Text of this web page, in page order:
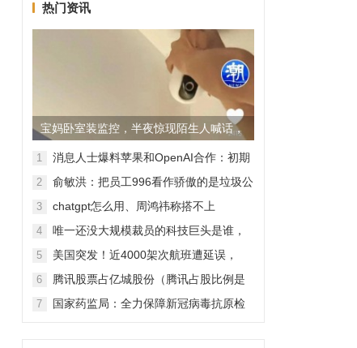
热门资讯
宝妈卧室装监控，半夜惊现陌生人喊话，
警方已介入调查
1
消息人士爆料苹果和OpenAI合作：初期
无现金交易、未来探索分成佣金
2
俞敏洪：把员工996看作骄傲的是垃圾公
司，建议24节气都放假
3
chatgpt怎么用、周鸿祎称搭不上
ChatGPT企业会被淘汰
4
唯一还没大规模裁员的科技巨头是谁，
苹果还能扛多久？
5
美国突发！近4000架次航班遭延误，
2000架次航班被取消
6
腾讯股票占亿城股份（腾讯占股比例是
怎样的？）
7
国家药监局：全力保障新冠病毒抗原检